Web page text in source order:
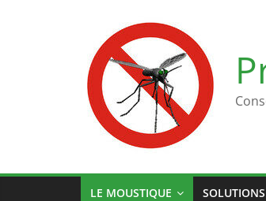
LE MOUSTIQUE